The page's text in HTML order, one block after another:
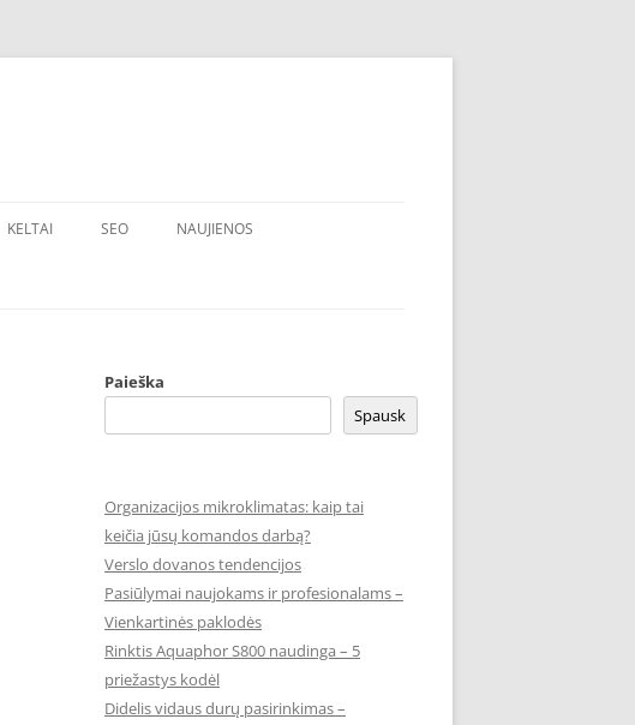
KELTAI SEO NAUJIENOS
Paieška
Spausk
Organizacijos mikroklimatas: kaip tai
keičia jūsų komandos darbą?
Verslo dovanos tendencijos
Pasiūlymai naujokams ir profesionalams –
Vienkartinės paklodės
Rinktis Aquaphor S800 naudinga – 5
priežastys kodėl
Didelis vidaus durų pasirinkimas –